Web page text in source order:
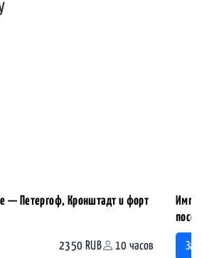
— Петергоф, Кронштадт и форт
2350 RUB 10 часов